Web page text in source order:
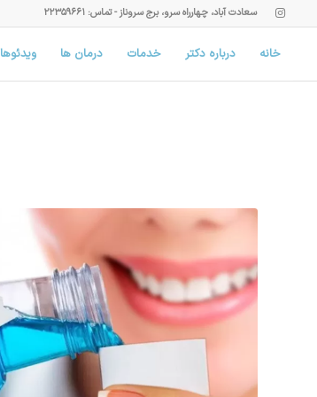
سعادت آباد، چهارراه سرو، برج سروناز - تماس: ۲۲۳۵۹۶۶۱
خانه درباره دکتر خدمات درمان ها ویدئوها